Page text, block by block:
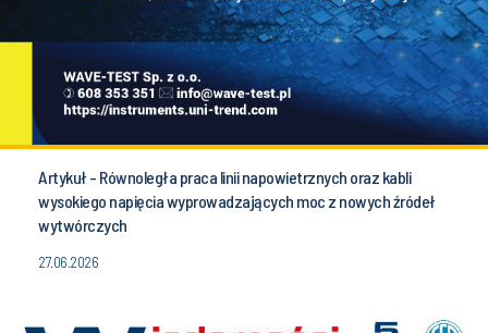
Artykuł - Równoległa praca linii napowietrznych oraz kabli
wysokiego napięcia wyprowadzających moc z nowych źródeł
wytwórczych
27.06.2026